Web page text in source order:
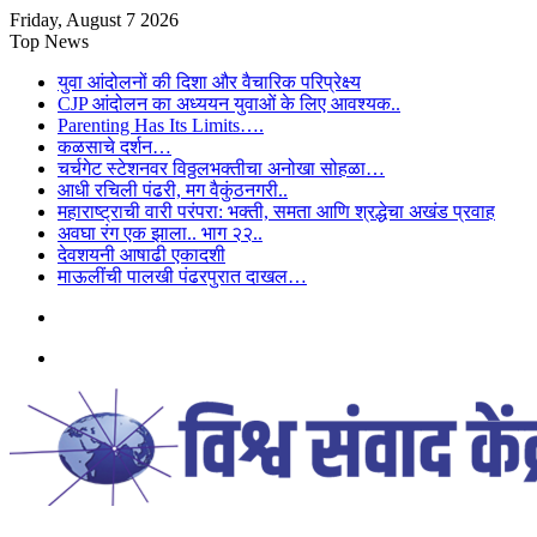
Friday, August 7 2026
Top News
युवा आंदोलनों की दिशा और वैचारिक परिप्रेक्ष्य
CJP आंदोलन का अध्ययन युवाओं के लिए आवश्यक..
Parenting Has Its Limits….
कळसाचे दर्शन…
चर्चगेट स्टेशनवर विठ्ठलभक्तीचा अनोखा सोहळा…
आधी रचिली पंढरी, मग वैकुंठनगरी..
महाराष्ट्राची वारी परंपरा: भक्ती, समता आणि श्रद्धेचा अखंड प्रवाह
अवघा रंग एक झाला.. भाग २२..
देवशयनी आषाढी एकादशी
माऊलींची पालखी पंढरपुरात दाखल…